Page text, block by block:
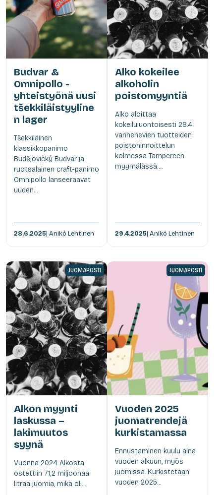
Budvar &
Omnipollo -
yhteistyönä uusi
tšekkiläistyyline
n lager
Tšekkiläinen
klassikkopanimo
Budějovický Budvar ja
ruotsalainen craft-panimo
Omnipollo lanseeraavat
uuden...
28.6.2025| Anikó Lehtinen
Alko kokeilee
alkoholin
poistomyyntiä
Alko aloittaa
kokeiluluontoisesti 28.4.
vanhenevien tuotteiden
poistohinnoittelun
kolmessa Tampereen
myymälässä....
29.4.2025| Anikó Lehtinen
JUOMAPOSTI
Alkon myynti
laskussa –
lakimuutos
syynä
Vuonna 2024 Alkosta
ostettiin 71,2 miljoonaa
litraa juomia, mikä oli...
JUOMAPOSTI
Vuoden 2025
juomatrendejä
kurkistamassa
Ennustaminen kuulu aina
vuoden alkuun, myös
juomissa. Kurkistetaan
vuoden 2025...